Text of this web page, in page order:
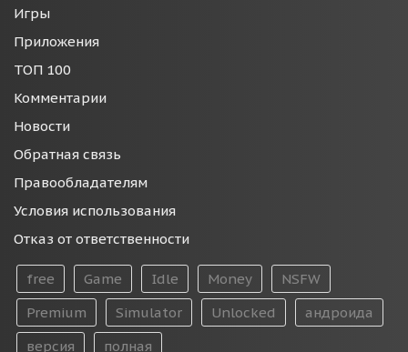
Игры
Приложения
ТОП 100
Комментарии
Новости
Обратная связь
Правообладателям
Условия использования
Отказ от ответственности
free Game Idle Money
NSFW
Premium
Simulator Unlocked
андроида
версия
полная